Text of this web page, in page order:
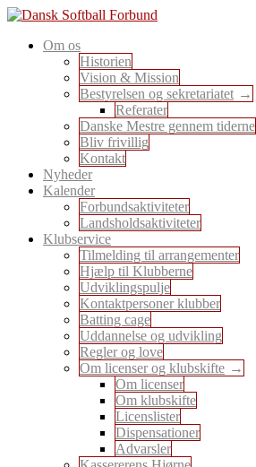
Skip
content
Dansk Softball Forbund
En sport for alle
Om os
Historien
Vision & Mission
Bestyrelsen og sekretariatet
Referater
Danske Mestre gennem tiderne
Bliv frivillig
Kontakt
Nyheder
Kalender
Forbundsaktiviteter
Landsholdsaktiviteter
Klubservice
Tilmelding til arrangementer
Hjælp til Klubberne
Udviklingspulje
Kontaktpersoner klubber
Batting cage
Uddannelse og udvikling
Regler og love
Om licenser og klubskifte
Om licenser
Om klubskifte
Licenslister
Dispensationer
Advarsler